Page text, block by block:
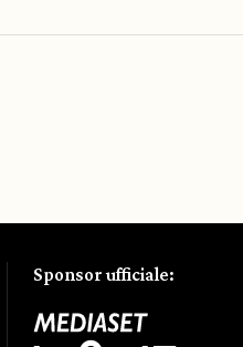
Sponsor ufficiale: